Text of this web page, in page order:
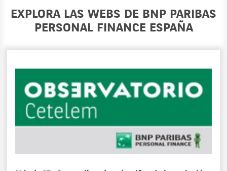
EXPLORA LAS WEBS DE BNP PARIBAS
PERSONAL FINANCE ESPAÑA